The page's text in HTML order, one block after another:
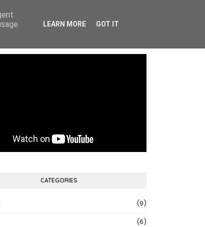
GALERIE
CATEGORIES
(9)
(6)
LEARN MORE GOT IT